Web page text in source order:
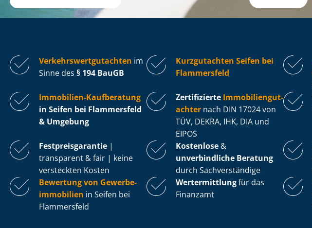
Ver­kehrs­wert­gut­ach­ten im
Sinne des § 194 BauGB
Kurzgutachten Seifen bei
Flammersfeld
Immobilien-Kaufberatung
in Seifen bei Flammersfeld
& Umgebung
Zertifizierte Im­mo­bi­li­en­gut­
ach­ter nach DIN 17024 von
TÜV, DEKRA, IHK, DIA und
EIPOS
Fest­preis­ga­ran­tie |
transparent & fair | keine
versteckten Kosten
Kostenlose &
unverbindliche Beratung
durch Sachverständige
Bewertung von Ge­wer­be­
im­mo­bi­li­en in Seifen bei
Flammersfeld
Wertermittlungfür das
Finanzamt